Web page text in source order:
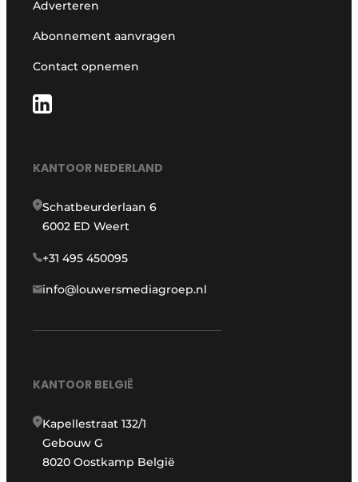
Adverteren
Abonnement aanvragen
Contact opnemen
KANTOOR NEDERLAND
Schatbeurderlaan 6
6002 ED Weert
+31 495 450095
info@louwersmediagroep.nl
KANTOOR BELGIË
Kapellestraat 132/1
Gebouw G
8020 Oostkamp België